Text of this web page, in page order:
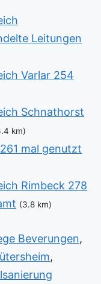
Leitungen
Varlar 254
Schnathorst
km)
mal genutzt
Rimbeck 278
(3.8 km)
Beverungen,
,